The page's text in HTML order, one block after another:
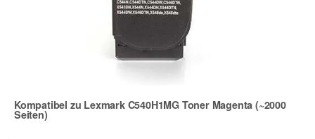
Kompatibel zu Lexmark C540H1MG Toner Magenta (~2000
Seiten)
Zur Artikelbewertung